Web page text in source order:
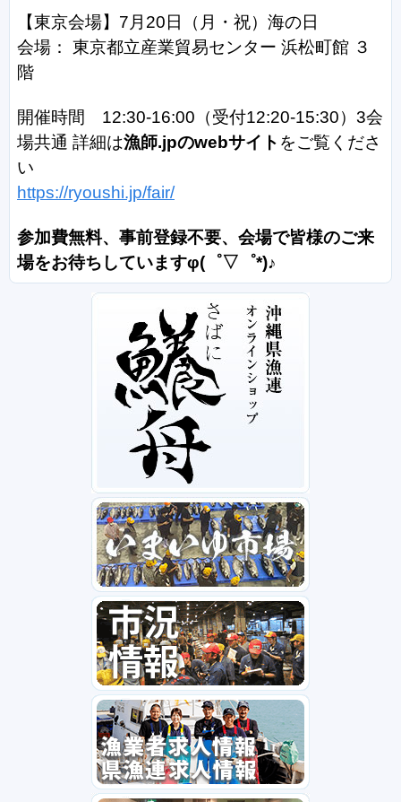
【東京会場】7月20日（月・祝）海の日
会場： 東京都立産業貿易センター 浜松町館 ３
階
開催時間 12:30-16:00（受付12:20-15:30）3会
場共通 詳細は漁師.jpのwebサイト をご覧くださ
い
https://ryoushi.jp/fair/
参加費無料、事前登録不要、会場で皆様のご来
場をお待ちしていますφ(゜▽゜*)♪